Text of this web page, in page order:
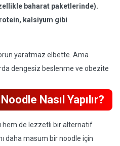
baharat paketlerinde).
kalsiyum gibi
yaratmaz elbette. Ama
dengesiz beslenme ve obezite
Nasıl Yapılır?
hem de lezzetli bir alternatif
daha masum bir noodle için